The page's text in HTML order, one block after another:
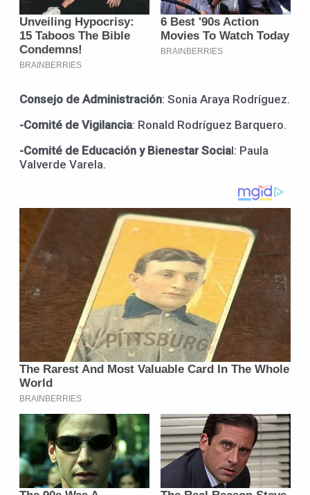
Consejo de Administración: Sonia Araya Rodríguez.
-Comité de Vigilancia: Ronald Rodríguez Barquero.
-Comité de Educación y Bienestar Social: Paula
Valverde Varela.